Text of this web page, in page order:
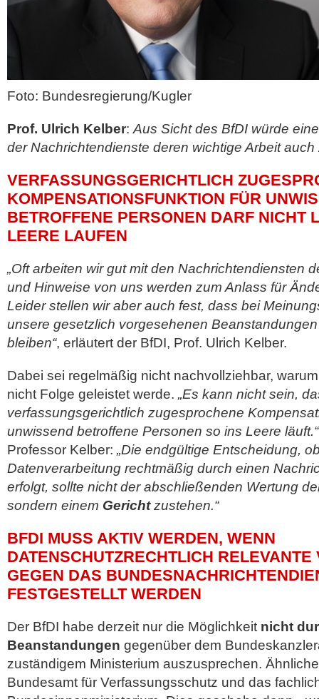
Foto: Bundesregierung/Kugler
Prof. Ulrich Kelber: Aus Sicht des BfDI würde
der Nachrichtendienste deren wichtige Arbeit
VERFASSUNGSGERICHTLICH
KOMPENSATIONSFUNKTION FÜR
BETROFFENE PERSONEN DARF NICHT
LEERE LAUFEN
„Oft arbeiten wir gut mit den Nachrichtendiensten
und Hinweise von uns werden zum Anlass für
Leider stellen wir aber auch fest, dass bei
unsere gesetzlich vorgesehenen
bleiben“, erläutert der BfDI, Prof. Ulrich Kelber.
Dabei sei regelmäßig nicht nachvollziehbar,
nicht Folge geleistet werde. „Es kann nicht sein,
verfassungsgerichtlich zugesprochene
unwissend betroffene Personen so ins Leere läuft.“
Professor Kelber: „Die endgültige Entscheidung,
Datenverarbeitung rechtmäßig durch einen
erfolgt, sollte nicht der abschließenden Wertung
sondern einem Gerichtzustehen.“
BFDI MUSS AKTIV WERDEN, WENN
DATENSCHUTZRECHTLICH RELEVANTE
EGEN DAS
ESTGESTELLT WERDEN
Der BfDI habe derzeit nur die Möglichkeit nicht
Beanstandungen gegenüber dem
zuständigem Ministerium auszusprechen.
Bundesamt für Verfassungsschutz und das